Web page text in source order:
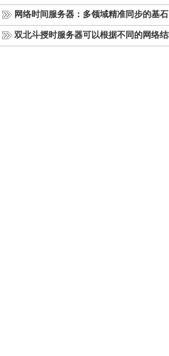
网络时间服务器：多领域精准同步的基石